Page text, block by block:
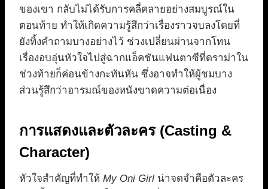
ของเขา กลับไม่ได้รับการคลี่คลายอย่างสมบูรณ์ใน
ตอนท้าย ทำให้เกิดความรู้สึกว่าเรื่องราวจบลงโดยที่
ยังทิ้งคำถามบางอย่างไว้ ช่วงเปลี่ยนผ่านจากโทน
เรื่องอบอุ่นหัวใจไปสู่ฉากแอ็คชันแฟนตาซีที่ดราม่าใน
ช่วงท้ายก็ค่อนข้างกะทันหัน ซึ่งอาจทำให้ผู้ชมบาง
ส่วนรู้สึกว่าอารมณ์ของหนังขาดความต่อเนื่อง
การแสดงและตัวละคร (Casting &
Character)
หัวใจสำคัญที่ทำให้ My Oni Girl น่าจดจำคือตัวละคร